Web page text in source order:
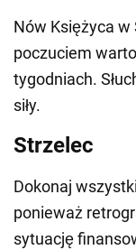
Nów Księżyca w
poczuciem
tygodniach.
siły.
Strzelec
Dokonaj
ponieważ
sytuację